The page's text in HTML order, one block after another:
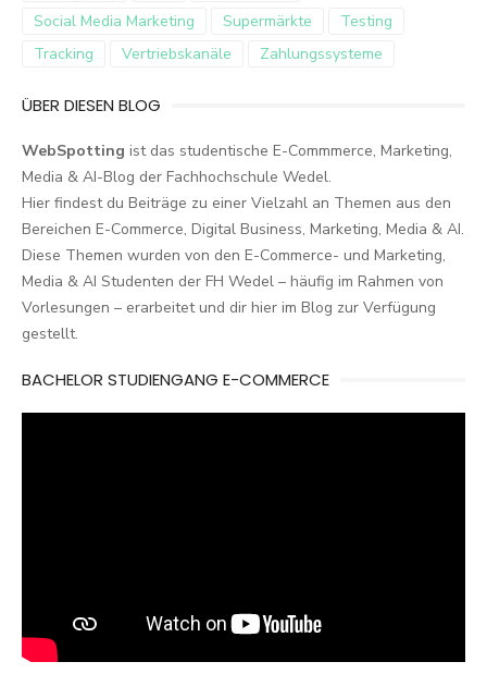
Social Media Marketing
Supermärkte
Testing
Tracking
Vertriebskanäle Zahlungssysteme
ÜBER DIESEN BLOG
WebSpotting ist das studentische E-Commmerce, Marketing,
Media & AI-Blog der Fachhochschule Wedel.
Hier findest du Beiträge zu einer Vielzahl an Themen aus den
Bereichen E-Commerce, Digital Business, Marketing, Media & AI.
Diese Themen wurden von den E-Commerce- und Marketing,
Media & AI Studenten der FH Wedel – häufig im Rahmen von
Vorlesungen – erarbeitet und dir hier im Blog zur Verfügung
gestellt.
BACHELOR STUDIENGANG E-COMMERCE